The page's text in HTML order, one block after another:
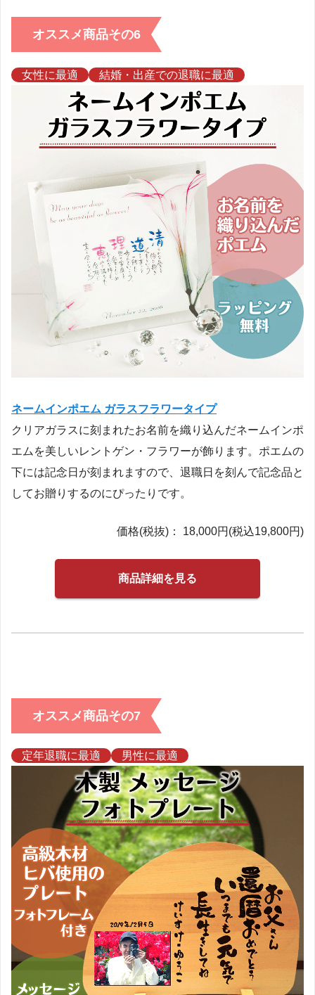
オススメ商品その6
女性に最適 結婚・出産での退職に最適
ネームインポエム ガラスフラワータイプ
クリアガラスに刻まれたお名前を織り込んだネームインポ
エムを美しいレントゲン・フラワーが飾ります。ポエムの
下には記念日が刻まれますので、退職日を刻んで記念品と
してお贈りするのにぴったりです。
価格(税抜)： 18,000円(税込19,800円)
商品詳細を見る
オススメ商品その7
定年退職に最適 男性に最適